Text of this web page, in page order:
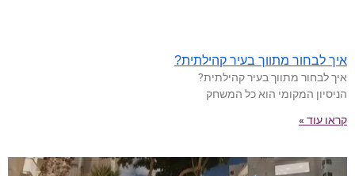
איך לבחור מתווך בעיר קהילתית?
איך לבחור מתווך בעיר קהילתית?
הניסיון המקומי הוא כל המשחק
קראו עוד »